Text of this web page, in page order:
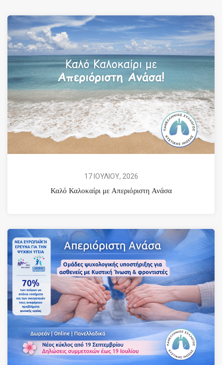
17 ΙΟΥΛΙΟΥ, 2026
Καλό Καλοκαίρι με Απεριόριστη Ανάσα